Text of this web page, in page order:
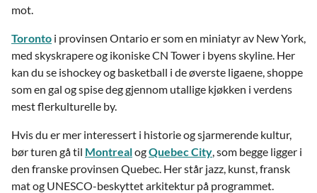
mot.
Toronto i provinsen Ontario er som en miniatyr av New York,
med skyskrapere og ikoniske CN Tower i byens skyline. Her
kan du se ishockey og basketball i de øverste ligaene, shoppe
som en gal og spise deg gjennom utallige kjøkken i verdens
mest flerkulturelle by.
Hvis du er mer interessert i historie og sjarmerende kultur,
bør turen gå til MontrealogQuebec City, som begge ligger i
den franske provinsen Quebec. Her står jazz, kunst, fransk
mat og UNESCO-beskyttet arkitektur på programmet.